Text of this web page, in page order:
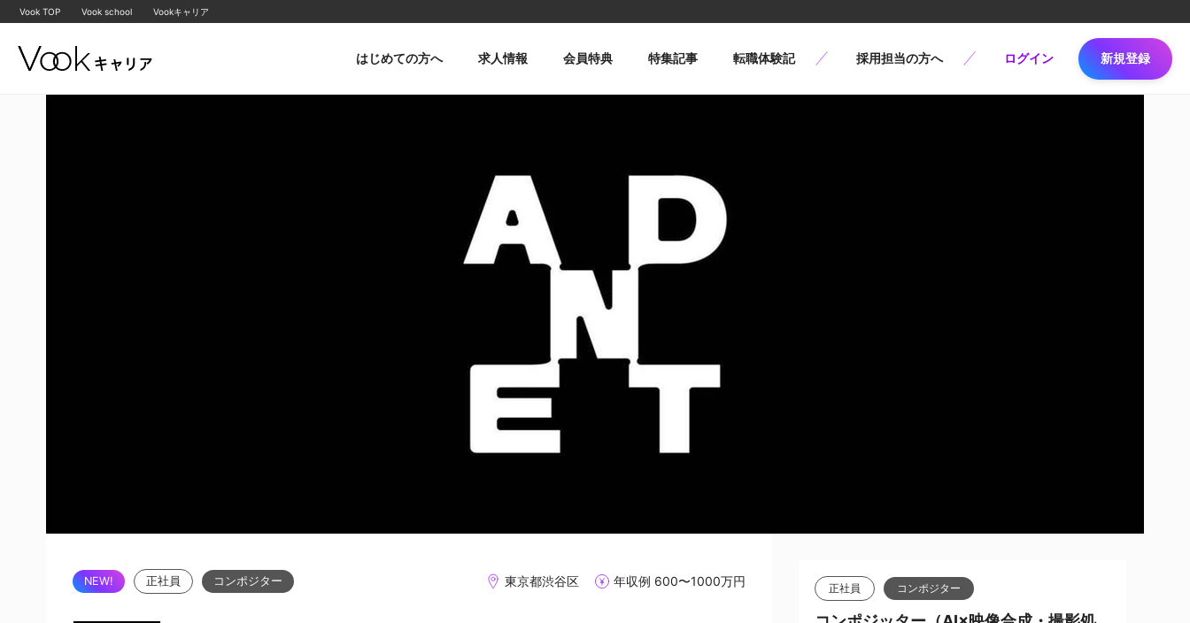
Vook TOP Vook school Vookキャリア
はじめての方へ 求人情報 会員特典 特集記事 転職体験記 採用担当の方へ ログイン 新規登録
正社員 コンポジター 東京都渋谷区 年収例 600〜1000万円 正社員 コンポジター